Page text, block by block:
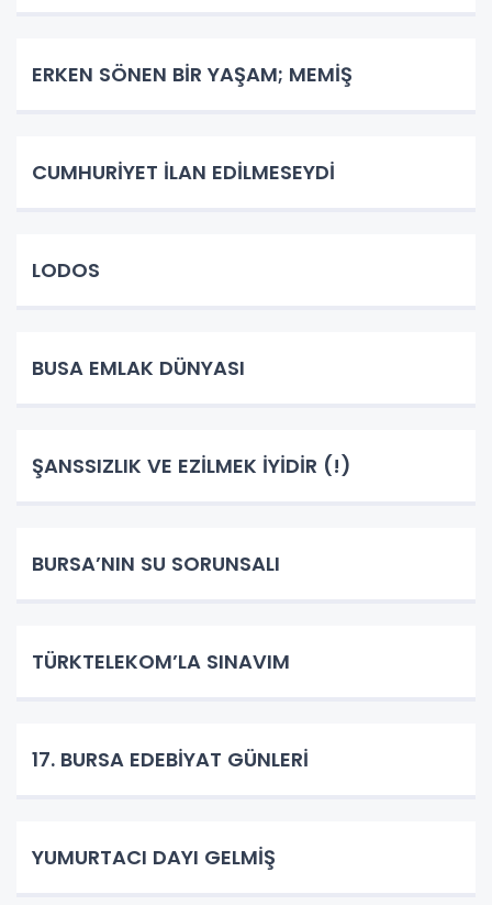
ERKEN SÖNEN BİR YAŞAM; MEMİŞ
CUMHURİYET İLAN EDİLMESEYDİ
LODOS
BUSA EMLAK DÜNYASI
ŞANSSIZLIK VE EZİLMEK İYİDİR (!)
BURSA’NIN SU SORUNSALI
TÜRKTELEKOM’LA SINAVIM
17. BURSA EDEBİYAT GÜNLERİ
YUMURTACI DAYI GELMİŞ